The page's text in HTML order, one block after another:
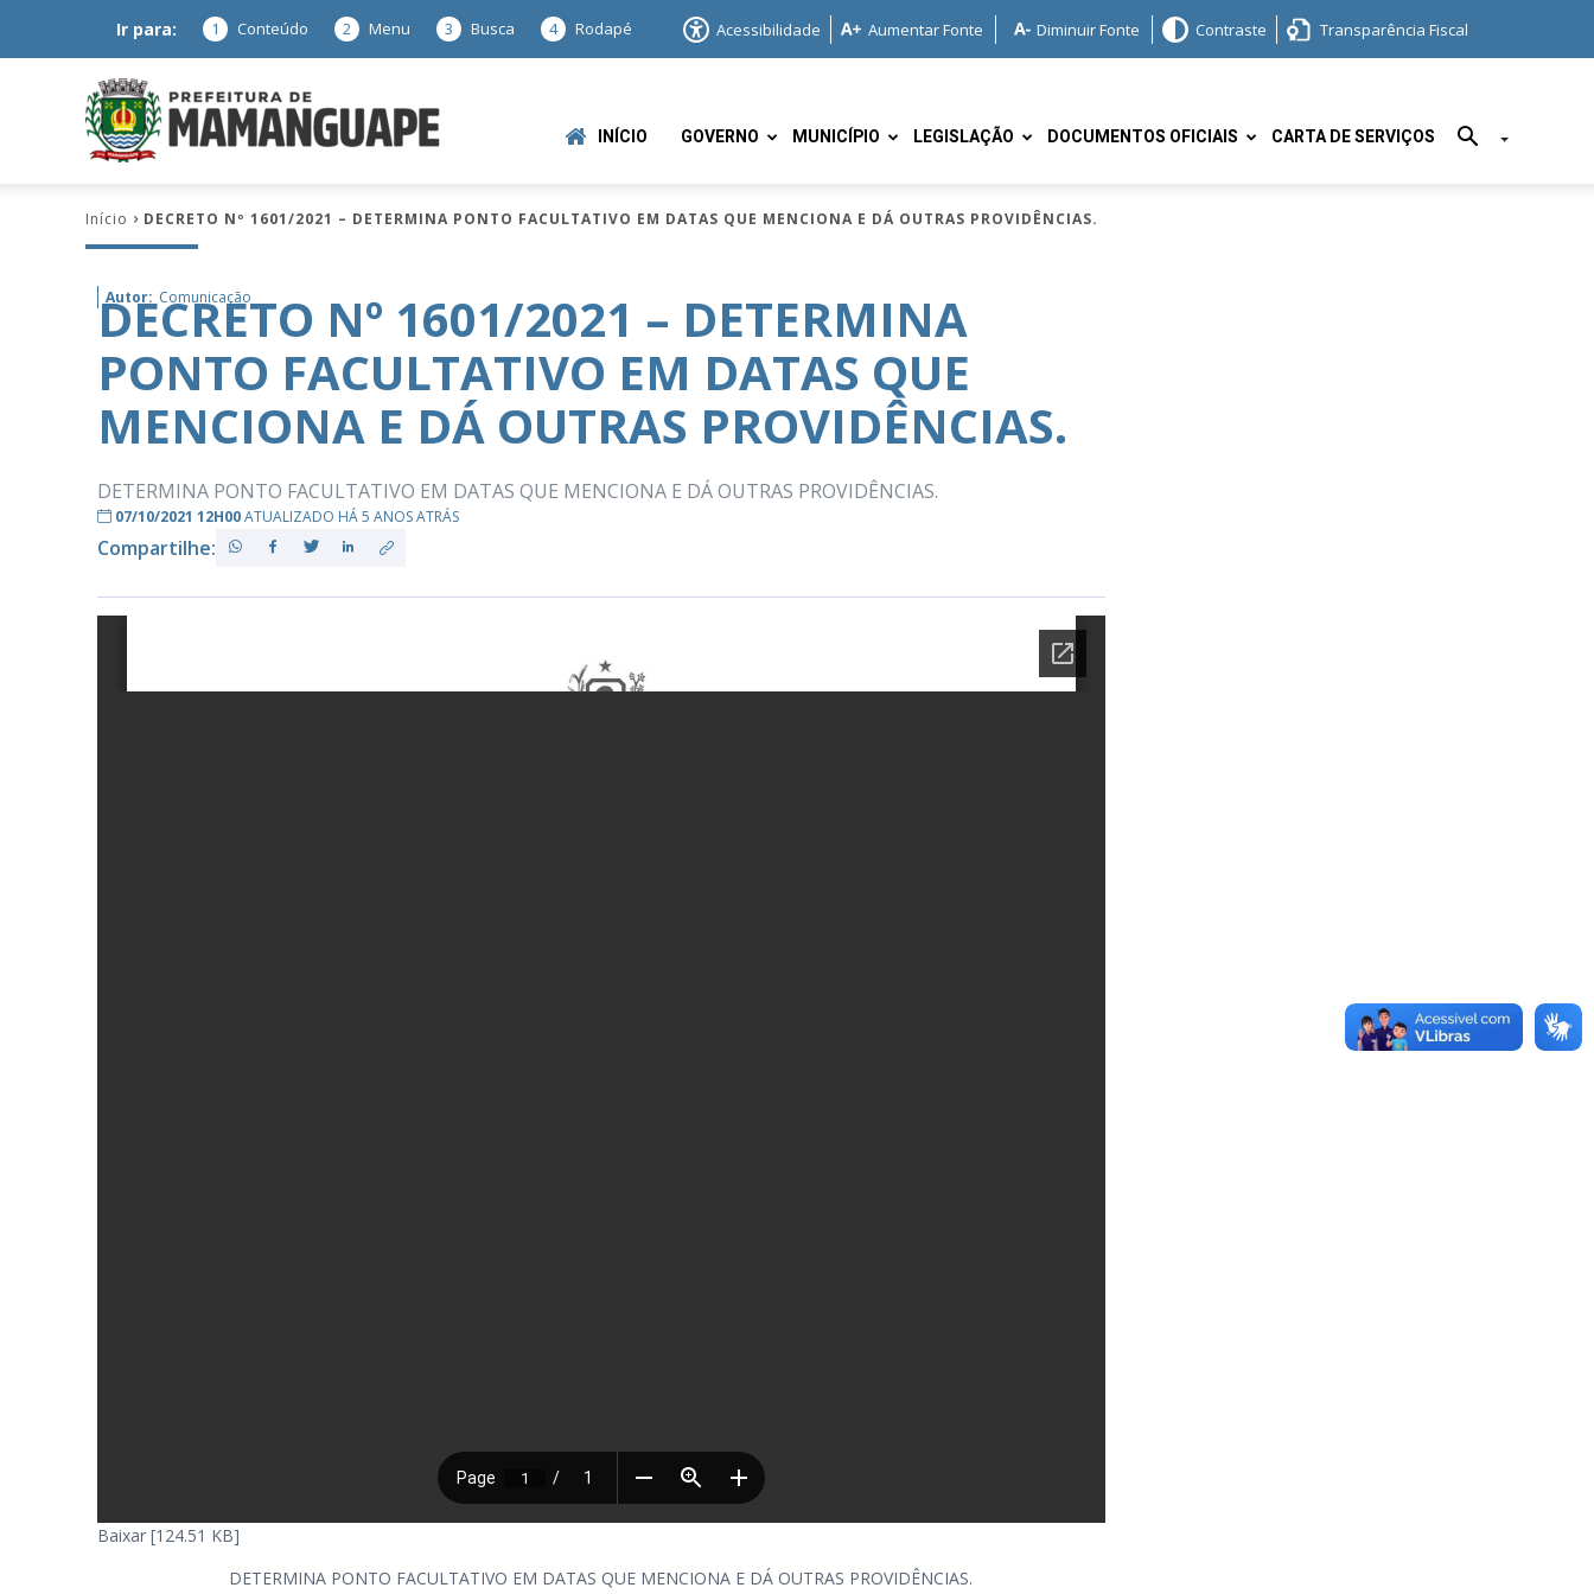
Ir para: 1 Conteúdo 2 Menu 3 Busca 4 Rodapé Acessibilidade Aumentar Fonte Diminuir Fonte Contraste Transparência Fiscal
Mamanguape
–
INÍCIO GOVERNO MUNICÍPIO LEGISLAÇÃO DOCUMENTOS OFICIAIS CARTA DE SERVIÇOS
Início DECRETO Nº 1601/2021 – DETERMINA PONTO FACULTATIVO EM DATAS QUE MENCIONA E DÁ OUTRAS PROVIDÊNCIAS.
Autor: Comunicação
DECRETO Nº 1601/2021 – DETERMINA
PONTO FACULTATIVO EM DATAS QUE
MENCIONA E DÁ OUTRAS PROVIDÊNCIAS.
DETERMINA PONTO FACULTATIVO EM DATAS QUE MENCIONA E DÁ OUTRAS PROVIDÊNCIAS.
07/10/2021 12H00ATUALIZADO HÁ 5 ANOS ATRÁS
Compartilhe:
Baixar [124.51 KB]
DETERMINA PONTO FACULTATIVO EM DATAS QUE MENCIONA E DÁ OUTRAS PROVIDÊNCIAS.